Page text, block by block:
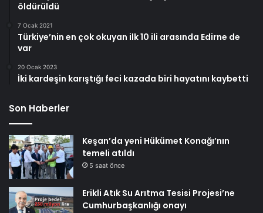
öldürüldü
7 Ocak 2021
Türkiye’nin en çok okuyan ilk 10 ili arasında Edirne de
var
20 Ocak 2023
İki kardeşin karıştığı feci kazada biri hayatını kaybetti
Son Haberler
Keşan’da yeni Hükümet Konağı’nın
temeli atıldı
5 saat önce
Erikli Atık Su Arıtma Tesisi Projesi’ne
Cumhurbaşkanlığı onayı